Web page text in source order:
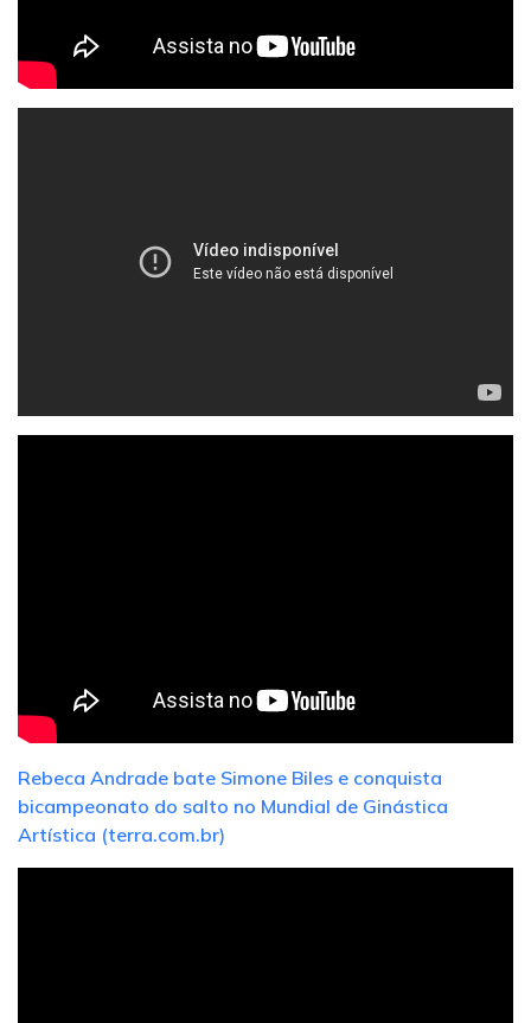
Rebeca Andrade bate Simone Biles e conquista
bicampeonato do salto no Mundial de Ginástica
Artística (terra.com.br)